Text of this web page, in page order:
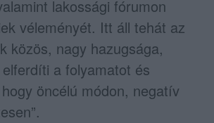
lakossági fórumon
véleményét. Itt áll tehát az
közös, nagy hazugsága,
a folyamatot és
öncélú módon, negatív